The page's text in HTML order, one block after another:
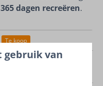
365 dagen recreëren.
Te koop
met verhuuropbrengsten
gebruik van